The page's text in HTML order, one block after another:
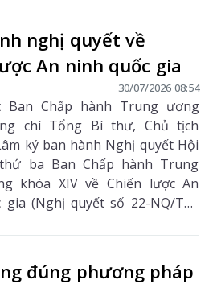
nghị quyết về
An ninh quốc gia
30/07/2026 08:54
Ban Chấp hành Trung ương
chí Tổng Bí thư, Chủ tịch
ký ban hành Nghị quyết Hội
ba Ban Chấp hành Trung
khóa XIV về Chiến lược An
gia (Nghị quyết số 22-NQ/TW,
đúng phương pháp
29/07/2026
Báo Lai
08/08/